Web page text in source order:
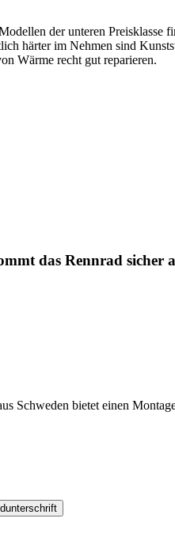
der unteren Preisklasse
härter im Nehmen sind
Wärme recht gut reparieren.
das Rennrad sicher